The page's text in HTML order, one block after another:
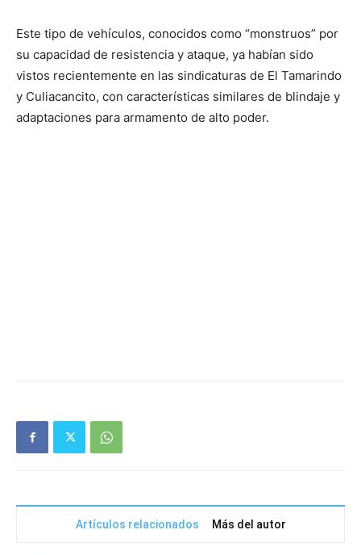
Este tipo de vehículos, conocidos como “monstruos” por
su capacidad de resistencia y ataque, ya habían sido
vistos recientemente en las sindicaturas de El Tamarindo
y Culiacancito, con características similares de blindaje y
adaptaciones para armamento de alto poder.
Artículos relacionados Más del autor